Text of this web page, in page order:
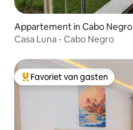
Appartement in Cabo Negro
Casa Luna - Cabo Negro
Topfavoriet van gasten
Favoriet van gasten